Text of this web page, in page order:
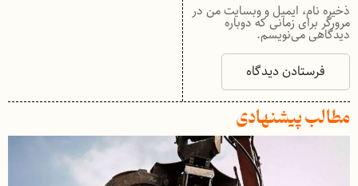
ذخیره نام، ایمیل و وبسایت من در
مرورگر برای زمانی که دوباره
دیدگاهی می‌نویسم.
مطالب پیشنهادی